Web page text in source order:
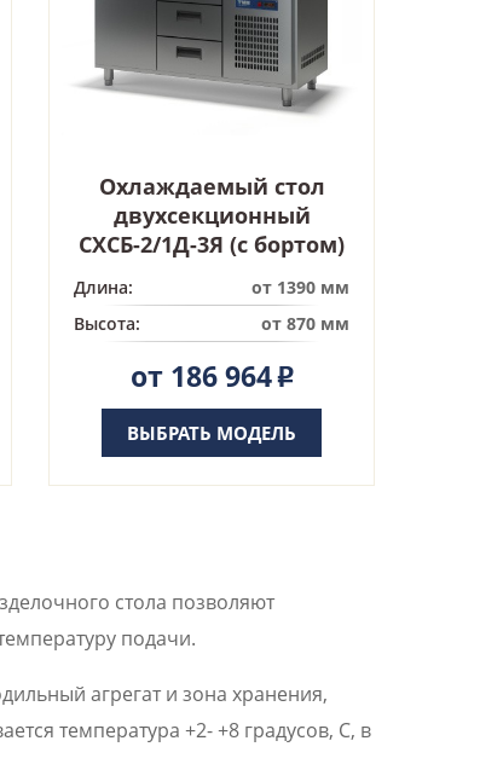
Охлаждаемый стол
двухсекционный
СХСБ-2/1Д-3Я (с бортом)
Длина:
от 1390 мм
Высота:
от 870 мм
от 186 964Р
ВЫБРАТЬ МОДЕЛЬ
стола позволяют
подачи.
агрегат и зона хранения,
температура +2- +8 градусов, С, в